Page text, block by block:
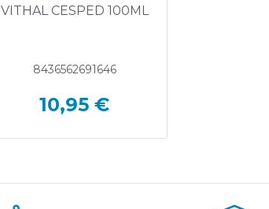
VITHAL CESPED 100ML
8436562691646
10,95 €